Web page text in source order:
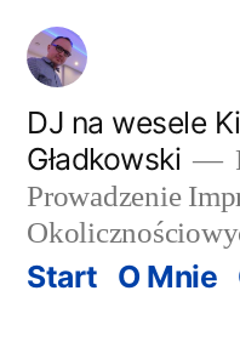
Przeskocz
treściDJ na wesele
Gładkowski
Prowadzenie
Start O Mnie